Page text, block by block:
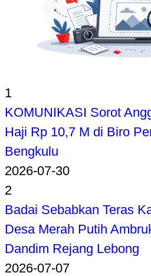
1
KOMUNIKASI Sorot
Haji Rp 10,7 M di Biro
Bengkulu
2026-07-30
2
Badai Sebabkan Teras
Desa Merah Putih
Dandim Rejang Lebong
2026-07-07